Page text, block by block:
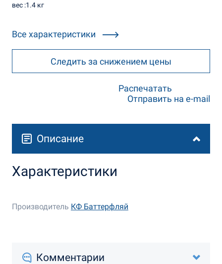
вес :1.4 кг
Все характеристики
Следить за снижением цены
Распечатать
Отправить на e-mail
Описание
Характеристики
Производитель КФ Баттерфляй
Комментарии